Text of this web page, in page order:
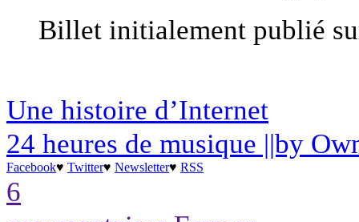
Billet initialement publié
Une histoire d’Internet
24 heures de musique ||by
Facebook♥ Twitter♥ Newsletter♥ RSS
6